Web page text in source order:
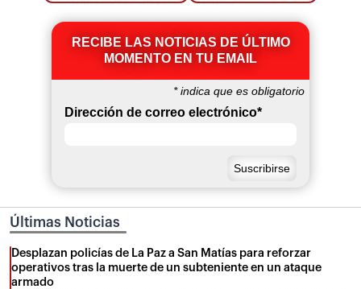
RECIBE LAS NOTICIAS DE ÚLTIMO
MOMENTO EN TU EMAIL
*indica que es obligatorio
Dirección de correo electrónico*
Últimas Noticias
Desplazan policías de La Paz a San Matías para reforzar
operativos tras la muerte de un subteniente en un ataque
armado